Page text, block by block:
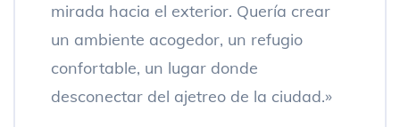
mirada hacia el exterior. Quería crear
un ambiente acogedor, un refugio
confortable, un lugar donde
desconectar del ajetreo de la ciudad.»